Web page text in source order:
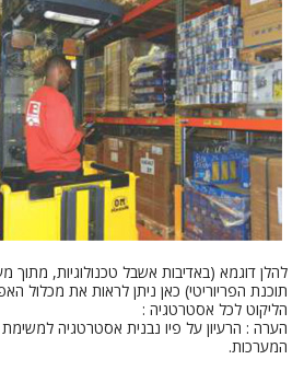
להלן דוגמא (באדיבות אשבל טכנולוגיות, מתוך
תוכנת הפריוריטי) כאן ניתן לראות את מכלול
הליקוט לכל אסטרטגיה :
הערה : הרעיון על פיו נבנית אסטרטגיה למשימת
המערכות.